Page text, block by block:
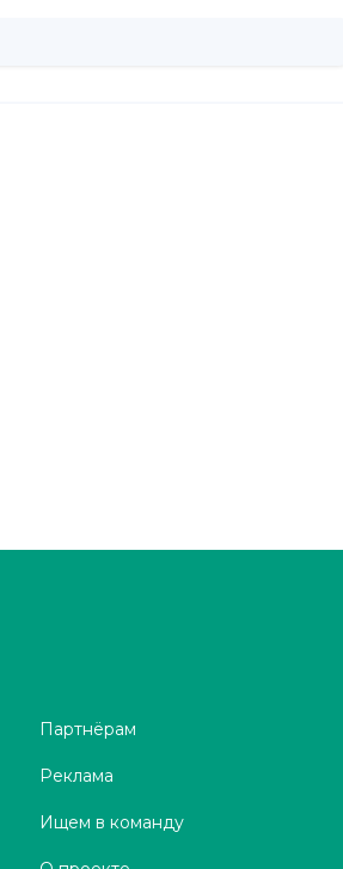
Партнёрам
Реклама
Ищем в команду